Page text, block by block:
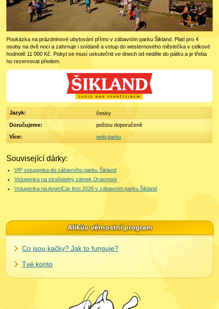
Poukázka na prázdninové ubytování přímo v zábavním parku Šikland. Platí pro 4
osoby na dvě noci a zahrnuje i snídaně a vstup do westernového městečka v celkové
hodnotě 11 000 Kč. Pobyt se musí uskutečnit ve dnech od neděle do pátku a je třeba
ho rezervovat předem.
Jazyk:
česky
Doručujeme:
poštou doporučeně
Více:
web parku
Související dárky:
VIP vstupenka do zábavního parku Šikland
Vstupenka na strašidelný zámek Draxmoor
Vstupenka na AmeriCar fest 2026 v zábavním parku Šikland
Alíkův věrnostní program
Co jsou kačky? Jak to funguje?
Tvé konto